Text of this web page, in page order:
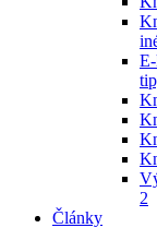
2
Články